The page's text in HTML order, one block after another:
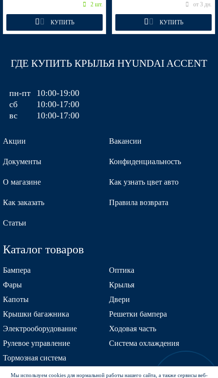
2 шт.
КУПИТЬ
от 3 дн.
КУПИТЬ
ГДЕ КУПИТЬ КРЫЛЬЯ HYUNDAI ACCENT
пн-пт 10:00-19:00
сб
10:00-17:00
вс
10:00-17:00
Акции Вакансии
Документы Конфиденциальность
О магазине Как узнать цвет авто
Как заказать Правила возврата
Статьи
Каталог товаров
Бампера
Оптика
Фары
Крылья
Капоты
Двери
Крышки багажника
Решетки бампера
Электрооборудование
Ходовая часть
Рулевое управление
Система охлаждения
Тормозная система
Мы используем cookies для нормальной работы нашего сайта, а также сервисы веб-